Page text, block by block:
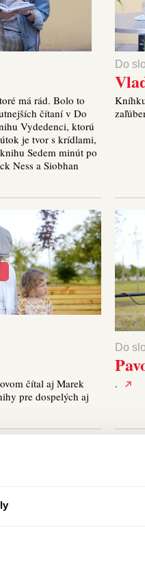
má rád. Bolo to
čítaní v Do
Vydedenci, ktorú
je tvor s krídlami,
Sedem minút po
Ness a Siobhan
Do
čítal aj Marek
pre dospelých aj
Do
.